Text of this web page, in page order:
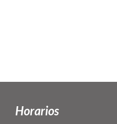
Horarios